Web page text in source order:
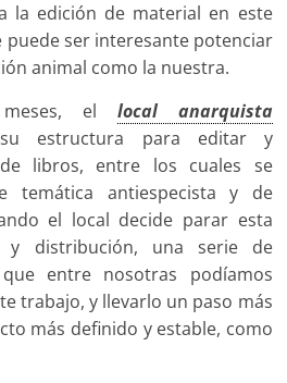
la edición de material en este
puede ser interesante potenciar
animal como la nuestra.
el local anarquista
estructura para editar y
libros, entre los cuales se
temática antiespecista y de
el local decide parar esta
y distribución, una serie de
entre nosotras podíamos
trabajo, y llevarlo un paso más
más definido y estable, como